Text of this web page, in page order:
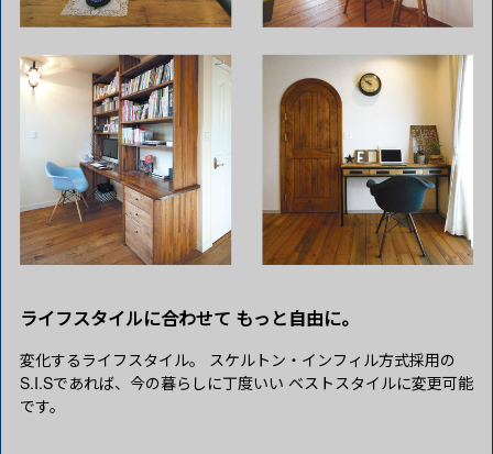
ライフスタイルに合わせて もっと自由に。
変化するライフスタイル。 スケルトン・インフィル方式採用の
S.I.Sであれば、今の暮らしに丁度いい ベストスタイルに変更可能
です。